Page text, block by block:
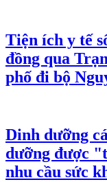
Tiện ích y tế
đồng qua
phố đi bộ
Dinh dưỡng
dưỡng được
nhu cầu sức